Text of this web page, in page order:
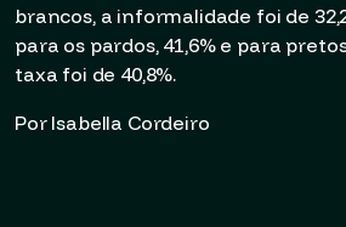
brancos, a informalidade foi de
para os pardos, 41,6% e para
taxa foi de 40,8%.
Por Isabella Cordeiro